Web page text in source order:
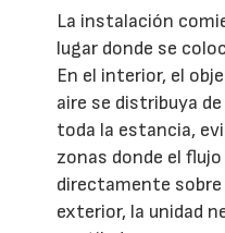
La instalación
lugar donde se
En el interior, el
aire se distribuya
toda la estancia,
zonas donde el
directamente sobre
exterior, la unidad